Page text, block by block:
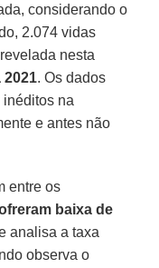
considerando o
2.074 vidas
nesta
2021. Os dados
na
e antes não
entre os
baixa de
analisa a taxa
observa o